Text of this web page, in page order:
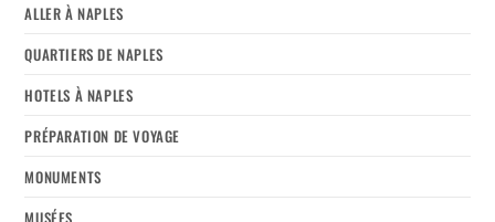
ALLER À NAPLES
QUARTIERS DE NAPLES
HOTELS À NAPLES
PRÉPARATION DE VOYAGE
MONUMENTS
MUSÉES